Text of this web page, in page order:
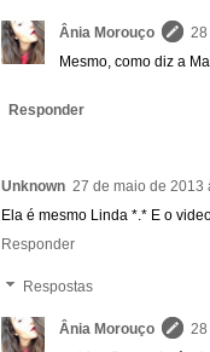
Ânia Morouço
28
Mesmo, como diz a
Responder
Unknown 27 de maio de 2013
Ela é mesmo Linda *.* E o
Responder
Respostas
Ânia Morouço